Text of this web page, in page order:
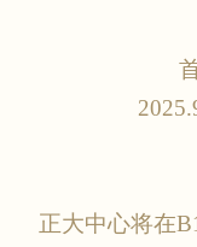
正大中心将在